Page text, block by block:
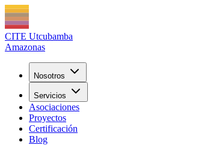
CITE Utcubamba
Amazonas
Nosotros
Servicios
Asociaciones
Proyectos
Certificación
Blog